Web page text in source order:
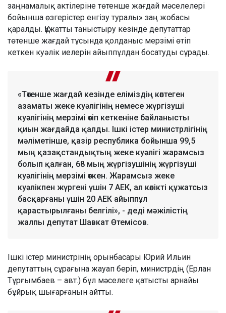
заңнамалық актілеріне төтенше жағдай мәселелері
бойынша өзгерістер енгізу туралы» заң жобасы
қаралды. Құжатты таныстыру кезінде депутаттар
төтенше жағдай тұсында қолданыс мерзімі өтіп
кеткен куәлік иелерін айыппұлдан босатуды сұрады.
«Төтенше жағдай кезінде еліміздің көптеген
азаматы жеке куәлігінің немесе жүргізуші
куәлігінің мерзімі өтіп кеткеніне байланысты
қиын жағдайда қалды. Ішкі істер министрлігінің
мәліметінше, қазір республика бойынша 99,5
мың қазақстандықтың жеке куәлігі жарамсыз
болып қалған, 68 мың жүргізушінің жүргізуші
куәлігінің мерзімі өткен. Жарамсыз жеке
куәлікпен жүргені үшін 7 АЕК, ал көлікті құжатсыз
басқарғаны үшін 20 АЕК айыппұл
қарастырылғаны белгілі», - деді мәжілістің
жалпы депутат Шавкат Өтемісов.
Ішкі істер министрінің орынбасары Юрий Ильин
депутаттың сұрағына жауап беріп, министрдің (Ерлан
Тұрғымбаев – авт.) бұл мәселеге қатысты арнайы
бұйрық шығарғанын айтты.